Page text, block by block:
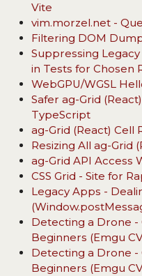
Vite
vim.morzel.net -
Filtering DOM
Suppressing
in Tests for Chosen
WebGPU/WGSL
Safer ag-Grid
TypeScript
ag-Grid (React)
Resizing All ag-Grid
ag-Grid API Access
CSS Grid - Site for
Legacy Apps -
Detecting a Drone -
Beginners (Emgu
Detecting a Drone -
Beginners (Emgu